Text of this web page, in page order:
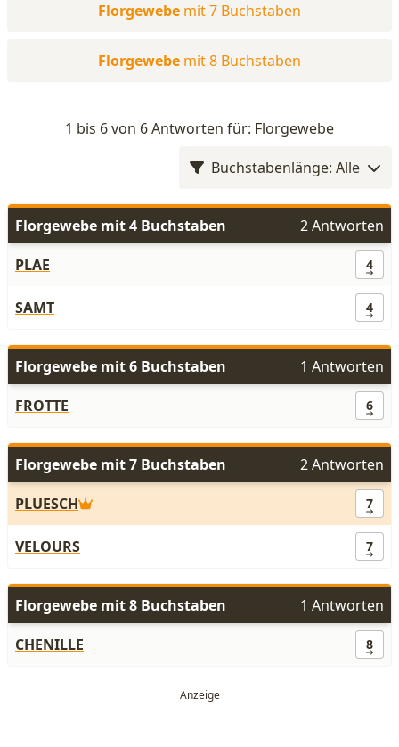
Florgewebe mit 7 Buchstaben
Florgewebe mit 8 Buchstaben
1 bis 6 von 6 Antworten für: Florgewebe
Buchstabenlänge: Alle
Florgewebe mit 4 Buchstaben
2 Antworten
PLAE
4
SAMT 4
Florgewebe mit 6 Buchstaben
1 Antworten
FROTTE
6
Florgewebe mit 7 Buchstaben
2 Antworten
PLUESCH
7
VELOURS 7
Florgewebe mit 8 Buchstaben
1 Antworten
CHENILLE
8